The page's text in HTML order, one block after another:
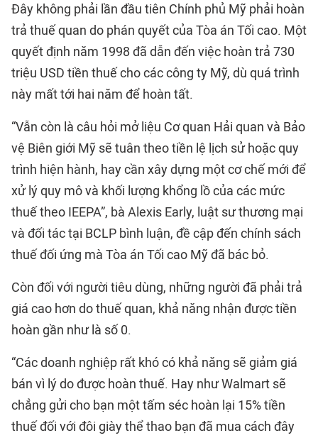
Đây không phải lần đầu tiên Chính phủ Mỹ phải hoàn
trả thuế quan do phán quyết của Tòa án Tối cao. Một
quyết định năm 1998 đã dẫn đến việc hoàn trả 730
triệu USD tiền thuế cho các công ty Mỹ, dù quá trình
này mất tới hai năm để hoàn tất.
“Vẫn còn là câu hỏi mở liệu Cơ quan Hải quan và Bảo
vệ Biên giới Mỹ sẽ tuân theo tiền lệ lịch sử hoặc quy
trình hiện hành, hay cần xây dựng một cơ chế mới để
xử lý quy mô và khối lượng khổng lồ của các mức
thuế theo IEEPA”, bà Alexis Early, luật sư thương mại
và đối tác tại BCLP bình luận, đề cập đến chính sách
thuế đối ứng mà Tòa án Tối cao Mỹ đã bác bỏ.
Còn đối với người tiêu dùng, những người đã phải trả
giá cao hơn do thuế quan, khả năng nhận được tiền
hoàn gần như là số 0.
“Các doanh nghiệp rất khó có khả năng sẽ giảm giá
bán vì lý do được hoàn thuế. Hay như Walmart sẽ
chẳng gửi cho bạn một tấm séc hoàn lại 15% tiền
thuế đối với đôi giày thể thao bạn đã mua cách đây